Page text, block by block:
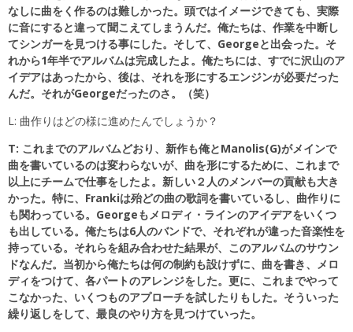
なしに曲をく作るのは難しかった。頭ではイメージできても、実際
に音にすると違って聞こえてしまうんだ。俺たちは、作業を中断し
てシンガーを見つける事にした。そして、Georgeと出会った。そ
れから1年半でアルバムは完成したよ。俺たちには、すでに沢山のア
イデアはあったから、後は、それを形にするエンジンが必要だった
んだ。それがGeorgeだったのさ。（笑）
L: 曲作りはどの様に進めたんでしょうか？
T: これまでのアルバムどおり、新作も俺とManolis(G)がメインで
曲を書いているのは変わらないが、曲を形にするために、これまで
以上にチームで仕事をしたよ。新しい２人のメンバーの貢献も大き
かった。特に、Frankiは殆どの曲の歌詞を書いているし、曲作りに
も関わっている。Georgeもメロディ・ラインのアイデアをいくつ
も出している。俺たちは6人のバンドで、それぞれが違った音楽性を
持っている。それらを組み合わせた結果が、このアルバムのサウン
ドなんだ。当初から俺たちは何の制約も設けずに、曲を書き、メロ
ディをつけて、各パートのアレンジをした。更に、これまでやって
こなかった、いくつものアプローチを試したりもした。そういった
繰り返しをして、最良のやり方を見つけていった。